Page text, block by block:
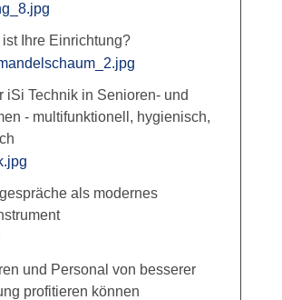
Ihre Einrichtung?
iSi Technik in Senioren- und
- multifunktionell, hygienisch,
als modernes
und Personal von besserer
profitieren können